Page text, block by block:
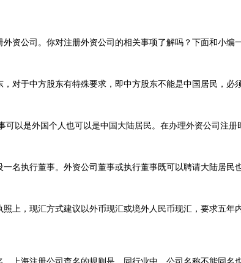
公司。你对注册外资公司的相关事项了解吗？下面和小编
于中方股东有特殊要求，即中方股东不能是中国居民，必须
是外国个人也可以是中国大陆居民。在办理外资公司注册
执行董事。外资公司董事或执行董事既可以聘请大陆居民
，现汇方式建议以外币现汇或境外人民币现汇，要求五年